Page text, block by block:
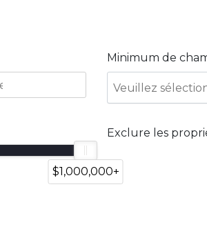
Minimum de
$1,000,000+
Exclure les